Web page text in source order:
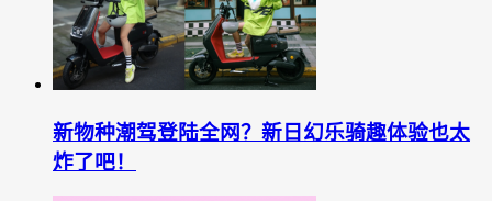
新物种潮驾登陆全网？新日幻乐骑趣体验也太
炸了吧！